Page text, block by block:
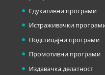
Едукативни програми
Истраживачки
Подстицајни програми
Промотивни програми
Издавачка делатност